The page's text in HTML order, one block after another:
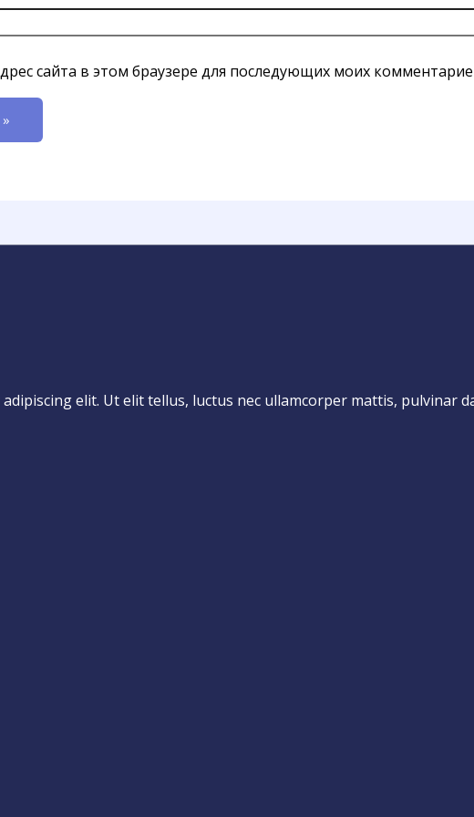
сайта в этом браузере для последующих моих
elit. Ut elit tellus, luctus nec ullamcorper mattis, pulvinar